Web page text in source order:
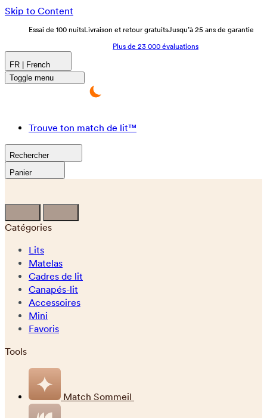
Skip to Content
Essai de 100 nuitsLivraison et retour gratuitsJusqu’à 25 ans de garantie
Plus de 23 000 évaluations
FR | French
Toggle menu
Trouve ton match de lit™
Rechercher
Panier
Catégories
Lits
Matelas
Cadres de lit
Canapés-lit
Accessoires
Mini
Favoris
Tools
Match Sommeil